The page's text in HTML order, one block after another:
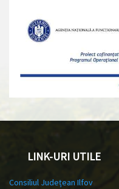
LINK-URI UTILE
Consiliul Județean Ilfov